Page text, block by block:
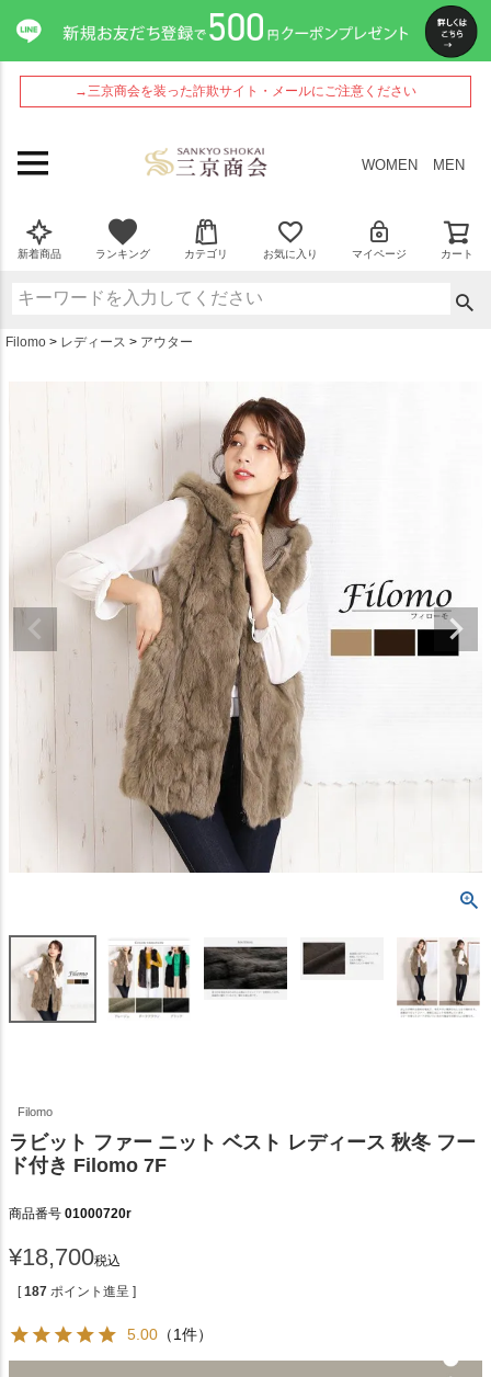
→三京商会を装った詐欺サイト・メールにご注意ください
WOMEN MEN
新着商品 ランキング カテゴリ お気に入り マイページ カート
Filomo レディース アウター
Filomo
ラビット ファー ニット ベスト レディース 秋冬 フー
ド付き Filomo 7F
商品番号 01000720r
¥18,700税込
[ 187 ポイント進呈 ]
5.00 （1件）
ペー
ジト
ップ
へ